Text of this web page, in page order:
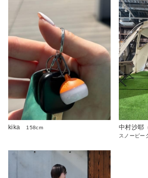
kika 158cm 中村沙耶
スノーピー